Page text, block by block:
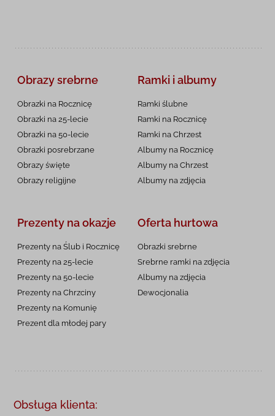
Obrazy srebrne
Obrazki na Rocznicę
Obrazki na 25-lecie
Obrazki na 50-lecie
Obrazki posrebrzane
Obrazy święte
Obrazy religijne
Ramki i albumy
Ramki ślubne
Ramki na Rocznicę
Ramki na Chrzest
Albumy na Rocznicę
Albumy na Chrzest
Albumy na zdjęcia
Prezenty na okazje
Prezenty na Ślub i Rocznicę
Prezenty na 25-lecie
Prezenty na 50-lecie
Prezenty na Chrzciny
Prezenty na Komunię
Prezent dla młodej pary
Oferta hurtowa
Obrazki srebrne
Srebrne ramki na zdjęcia
Albumy na zdjęcia
Dewocjonalia
Obsługa klienta: